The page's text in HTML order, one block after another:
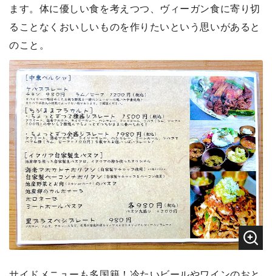
ます。体に優しい食を考えつつ、ヴィーガン食に寄り切
ることなくおいしいものを作りたいという思いがあると
のこと。